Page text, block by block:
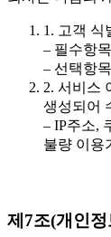
1. 고객 식
– 필수항목
– 선택항목
2. 서비스
생성되어
– IP주소,
불량 이용
제7조(개인